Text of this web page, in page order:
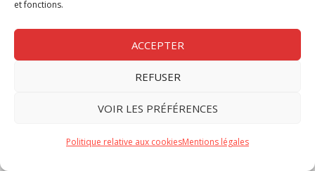
et fonctions.
ACCEPTER
REFUSER
VOIR LES PRÉFÉRENCES
Politique relative aux cookiesMentions légales
Nous contacter